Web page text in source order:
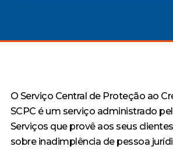
O Serviço Central de Proteção ao
SCPC é um serviço administrado
Serviços que provê aos seus
sobre inadimplência de pessoa